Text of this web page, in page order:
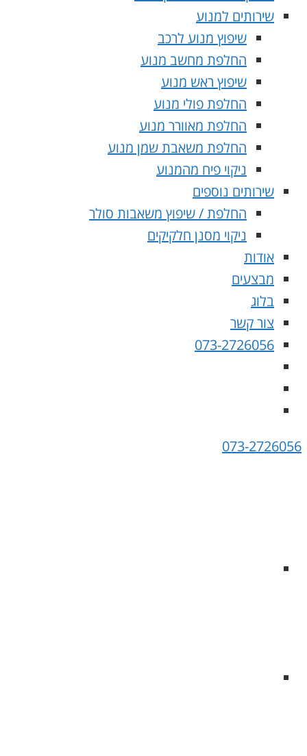
שירותים למנוע
שיפוץ מנוע לרכב
החלפת מחשב מנוע
שיפוץ ראש מנוע
החלפת פולי מנוע
החלפת מאוורר מנוע
החלפת משאבת שמן מנוע
ניקוי פיח מהמנוע
שירותים נוספים
החלפת / שיפוץ משאבות סולר
ניקוי מסנן חלקיקים
אודות
מבצעים
בלוג
צור קשר
073-2726056
073-2726056